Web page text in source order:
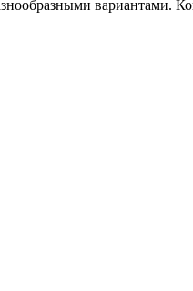
вариантами.